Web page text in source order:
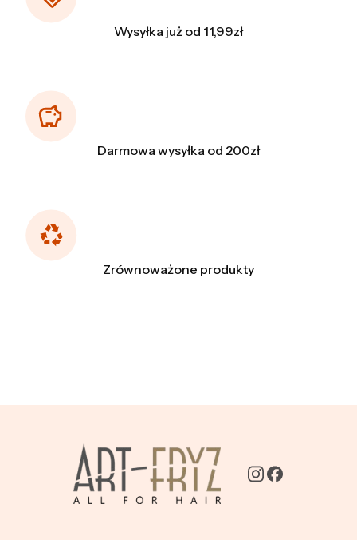
Wysyłka już od 11,99zł
Darmowa wysyłka od 200zł
Zrównoważone produkty